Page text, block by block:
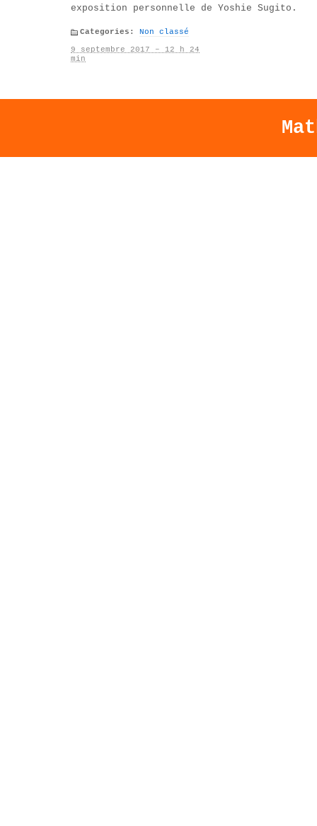
exposition personnelle de Yoshie Sugito.
Categories: Non classé
9 septembre 2017 – 12 h 24
min